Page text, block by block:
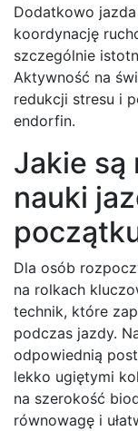
Dodatkowo
koordynację
szczególnie
Aktywność na
redukcji stresu i
endorfin.
Jakie są
nauki
Dla osób
na rolkach
technik, które
podczas jazdy.
odpowiednią
lekko ugiętymi
na szerokość
równowagę i